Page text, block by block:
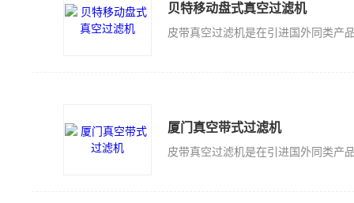
贝特移动盘式真空过滤机
厦门真空带式过滤机